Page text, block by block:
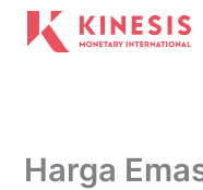
Skip
Harga